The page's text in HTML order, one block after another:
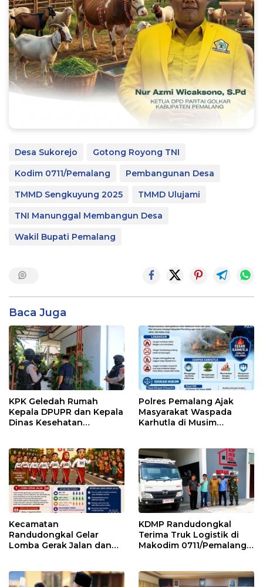
Desa Sukorejo
Gotong Royong TNI
Kodim 0711/Pemalang
Pembangunan Desa
TMMD Sengkuyung 2025
TMMD Ulujami
TNI Manunggal Membangun Desa
Wakil Bupati Pemalang
Baca Juga
KPK Geledah Rumah
Kepala DPUPR dan Kepala
Dinas Kesehatan
Polres Pemalang Ajak
Masyarakat Waspada
Karhutla di Musim
Kecamatan
Randudongkal Gelar
Lomba Gerak Jalan dan
KDMP Randudongkal
Terima Truk Logistik di
Makodim 0711/Pemalang